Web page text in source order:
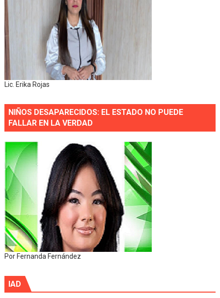
Lic. Erika Rojas
NIÑOS DESAPARECIDOS: EL ESTADO NO PUEDE
FALLAR EN LA VERDAD
Por Fernanda Fernández
IAD